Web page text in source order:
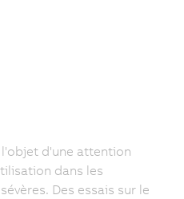
d'une attention
dans les
Des essais sur le